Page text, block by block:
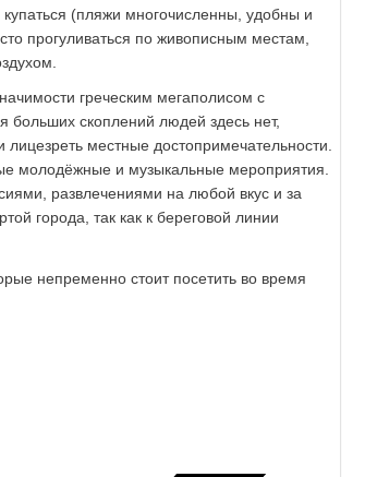
купаться (пляжи многочисленны, удобны и
прогуливаться по живописным местам,
греческим мегаполисом с
больших скоплений людей здесь нет,
местные достопримечательности.
молодёжные и музыкальные мероприятия.
развлечениями на любой вкус и за
города, так как к береговой линии
непременно стоит посетить во время